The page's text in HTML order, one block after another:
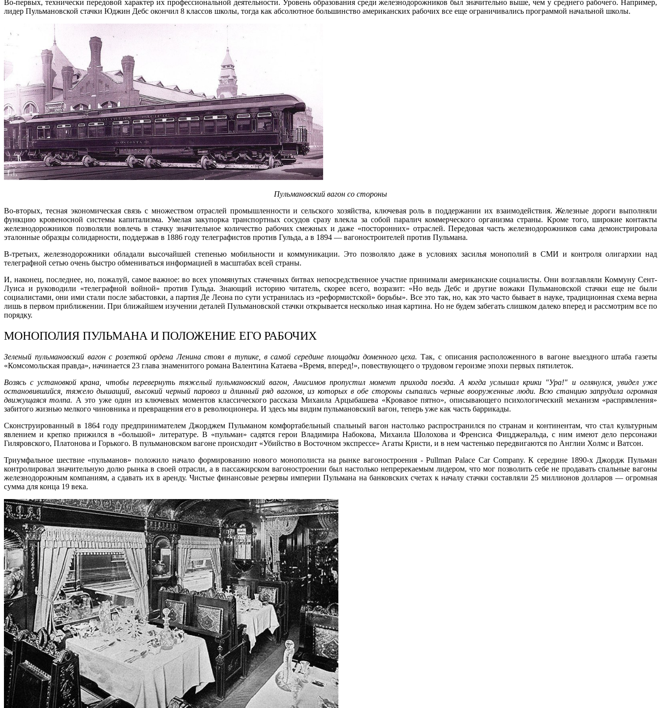
Во-первых, технически передовой характер их профессиональной деятельности. Уровень образования среди железнодорожников был значительно выше, чем у среднего рабочего. Например,
лидер Пульмановской стачки Юджин Дебс окончил 8 классов школы, тогда как абсолютное большинство американских рабочих все еще ограничивались программой начальной школы.
Пульмановский вагон со стороны
Во-вторых, тесная экономическая связь с множеством отраслей промышленности и сельского хозяйства, ключевая роль в поддержании их взаимодействия. Железные дороги выполняли
функцию кровеносной системы капитализма. Умелая закупорка транспортных сосудов сразу влекла за собой паралич коммерческого организма страны. Кроме того, широкие контакты
железнодорожников позволяли вовлечь в стачку значительное количество рабочих смежных и даже «посторонних» отраслей. Передовая часть железнодорожников сама демонстрировала
эталонные образцы солидарности, поддержав в 1886 году телеграфистов против Гульда, а в 1894 — вагоностроителей против Пульмана.
В-третьих, железнодорожники обладали высочайшей степенью мобильности и коммуникации. Это позволяло даже в условиях засилья монополий в СМИ и контроля олигархии над
телеграфной сетью очень быстро обмениваться информацией в масштабах всей страны.
И, наконец, последнее, но, пожалуй, самое важное: во всех упомянутых стачечных битвах непосредственное участие принимали американские социалисты. Они возглавляли Коммуну Сент-
Луиса и руководили «телеграфной войной» против Гульда. Знающий историю читатель, скорее всего, возразит: «Но ведь Дебс и другие вожаки Пульмановской стачки еще не были
социалистами, они ими стали после забастовки, а партия Де Леона по сути устранилась из «реформистской» борьбы». Все это так, но, как это часто бывает в науке, традиционная схема верна
лишь в первом приближении. При ближайшем изучении деталей Пульмановской стачки открывается несколько иная картина. Но не будем забегать слишком далеко вперед и рассмотрим все по
порядку.
МОНОПОЛИЯ ПУЛЬМАНА И ПОЛОЖЕНИЕ ЕГО РАБОЧИХ
Зеленый пульмановский вагон с розеткой ордена Ленина стоял в тупике, в самой середине площадки доменного цеха. Так, с описания расположенного в вагоне выездного штаба газеты
«Комсомольская правда», начинается 23 глава знаменитого романа Валентина Катаева «Время, вперед!», повествующего о трудовом героизме эпохи первых пятилеток.
Возясь с установкой крана, чтобы перевернуть тяжелый пульмановский вагон, Анисимов пропустил момент прихода поезда. А когда услышал крики "Ура!" и оглянулся, увидел уже
остановившийся, тяжело дышащий, высокий черный паровоз и длинный ряд вагонов, из которых в обе стороны сыпались черные вооруженные люди. Всю станцию запрудила огромная
движущаяся толпа. А это уже один из ключевых моментов классического рассказа Михаила Арцыбашева «Кровавое пятно», описывающего психологический механизм «распрямления»
забитого жизнью мелкого чиновника и превращения его в революционера. И здесь мы видим пульмановский вагон, теперь уже как часть баррикады.
Сконструированный в 1864 году предпринимателем Джорджем Пульманом комфортабельный спальный вагон настолько распространился по странам и континентам, что стал культурным
явлением и крепко прижился в «большой» литературе. В «пульман» садятся герои Владимира Набокова, Михаила Шолохова и Френсиса Фицджеральда, с ним имеют дело персонажи
Гиляровского, Платонова и Горького. В пульмановском вагоне происходит «Убийство в Восточном экспрессе» Агаты Кристи, и в нем частенько передвигаются по Англии Холмс и Ватсон.
Триумфальное шествие «пульманов» положило начало формированию нового монополиста на рынке вагоностроения - Pullman Palace Car Company. К середине 1890-х Джордж Пульман
контролировал значительную долю рынка в своей отрасли, а в пассажирском вагоностроении был настолько непререкаемым лидером, что мог позволить себе не продавать спальные вагоны
железнодорожным компаниям, а сдавать их в аренду. Чистые финансовые резервы империи Пульмана на банковских счетах к началу стачки составляли 25 миллионов долларов — огромная
сумма для конца 19 века.